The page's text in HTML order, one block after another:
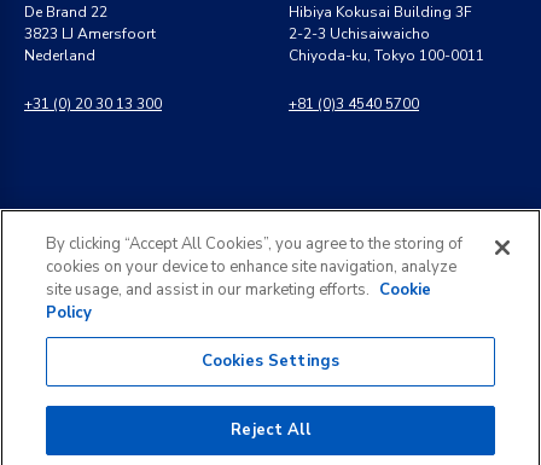
De Brand 22
3823 LJ Amersfoort
Nederland
+31 (0) 20 30 13 300
Hibiya Kokusai Building 3F
2-2-3 Uchisaiwaicho
Chiyoda-ku, Tokyo 100-0011
+81 (0)3 4540 5700
8 Perungudi Industrial Estate
Perungudi, Chennai
600 096, India
info@kldiscovery.com
By clicking “Accept All Cookies”, you agree to the storing of
cookies on your device to enhance site navigation, analyze
site usage, and assist in our marketing efforts. Cookie
Policy
Cookies Settings
Reject All